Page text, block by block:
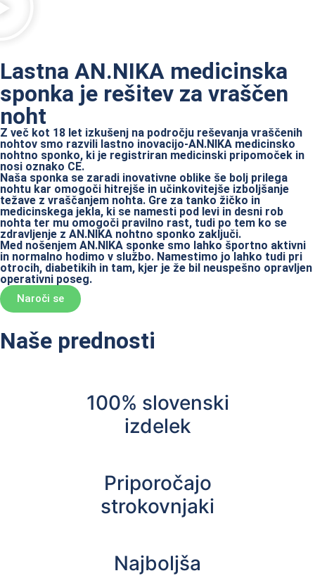
Lastna AN.NIKA medicinska
sponka je rešitev za vraščen
noht
Z več kot 18 let izkušenj na področju reševanja vraščenih
nohtov smo razvili lastno inovacijo-AN.NIKA medicinsko
nohtno sponko, ki je registriran medicinski pripomoček in
nosi oznako CE.
Naša sponka se zaradi inovativne oblike še bolj prilega
nohtu kar omogoči hitrejše in učinkovitejše izboljšanje
težave z vraščanjem nohta. Gre za tanko žičko in
medicinskega jekla, ki se namesti pod levi in desni rob
nohta ter mu omogoči pravilno rast, tudi po tem ko se
zdravljenje z AN.NIKA nohtno sponko zaključi.
Med nošenjem AN.NIKA sponke smo lahko športno aktivni
in normalno hodimo v službo. Namestimo jo lahko tudi pri
otrocih, diabetikih in tam, kjer je že bil neuspešno opravljen
operativni poseg.
Naroči se
Naše prednosti
100% slovenski
izdelek
Priporočajo
strokovnjaki
Najboljša